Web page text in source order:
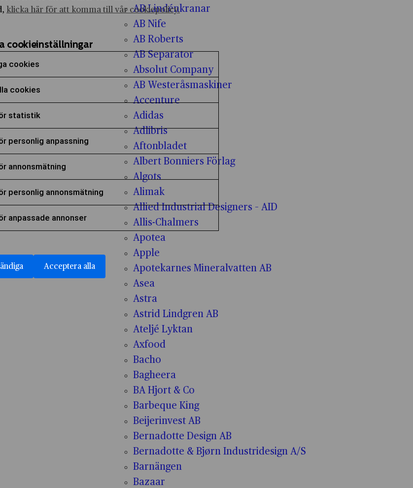
AB Lindénkranar
AB Nife
AB Roberts
AB Separator
Absolut Company
AB Westeråsmaskiner
Accenture
Adidas
Adlibris
Aftonbladet
Albert Bonniers Förlag
Algots
Alimak
Allied Industrial Designers – AID
Allis-Chalmers
Apotea
Apple
Apotekarnes Mineralvatten AB
Asea
Astra
Astrid Lindgren AB
Ateljé Lyktan
Axfood
Bacho
Bagheera
BA Hjort & Co
Barbeque King
Beijerinvest AB
Bernadotte Design AB
Bernadotte & Bjørn Industridesign A/S
Barnängen
Bazaar
klicka här för att komma till vår cookiepolicy.
cookieinställningar
cookies
samtycka till användning av Nödvändiga cookies
cookies
samtycka till användning av Funktionella cookies
Funktionella cookies kryssruta
statistik
samtycka till användning av Cookies för statistik
personlig anpassning
samtycka till användning av Cookies för personlig anpassning
annonsmätning
samtycka till användning av Cookies för annonsmätning
Cookies för annonsmätning kryssruta
personlig annonsmätning
samtycka till användning av Cookies för personlig annonsmätning
anpassade annonser
samtycka till användning av Cookies för anpassade annonser
Acceptera alla